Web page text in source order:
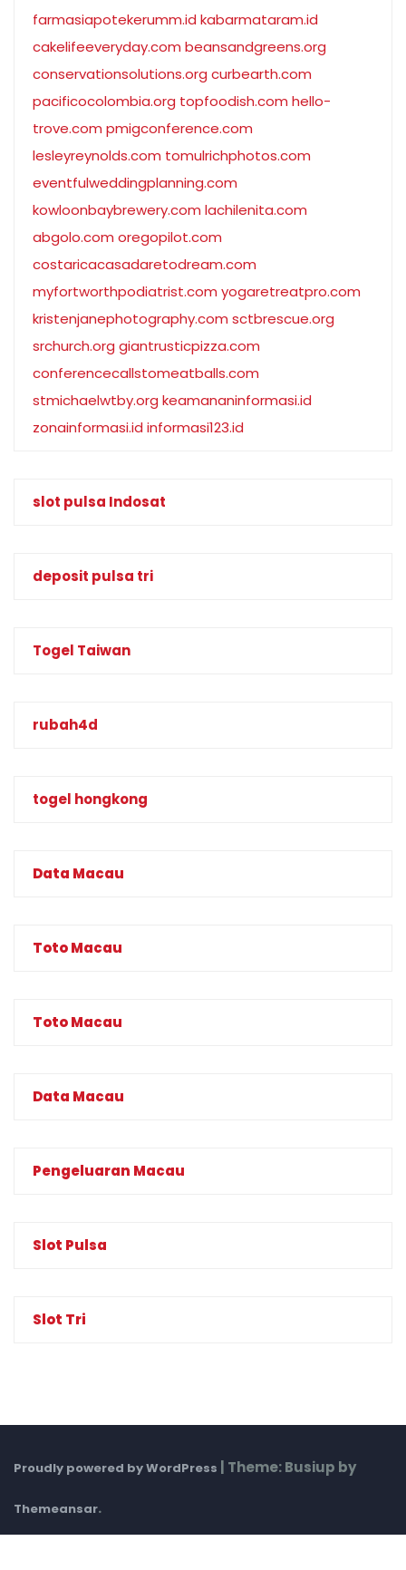
farmasiapotekerumm.id kabarmataram.id
cakelifeeveryday.com beansandgreens.org
conservationsolutions.org curbearth.com
pacificocolombia.org topfoodish.com hello-
trove.com pmigconference.com
lesleyreynolds.com tomulrichphotos.com
eventfulweddingplanning.com
kowloonbaybrewery.com lachilenita.com
abgolo.com oregopilot.com
costaricacasadaretodream.com
myfortworthpodiatrist.com yogaretreatpro.com
kristenjanephotography.com sctbrescue.org
srchurch.org giantrusticpizza.com
conferencecallstomeatballs.com
stmichaelwtby.org keamananinformasi.id
zonainformasi.id informasi123.id
slot pulsa Indosat
deposit pulsa tri
Togel Taiwan
rubah4d
togel hongkong
Data Macau
Toto Macau
Toto Macau
Data Macau
Pengeluaran Macau
Slot Pulsa
Slot Tri
Proudly powered by WordPress Theme: Busiup by
Themeansar.